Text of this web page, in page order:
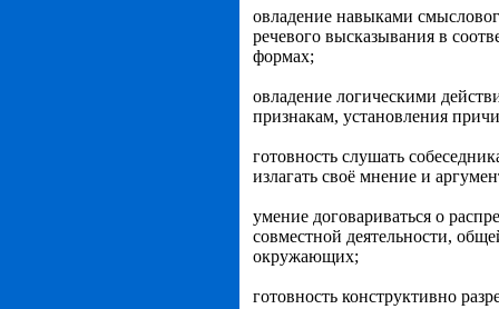
овладение навыками
речевого высказывания в
формах;
овладение логическими
признакам, установления
готовность слушать
излагать своё мнение и
умение договариваться о
совместной деятельности,
окружающих;
готовность конструктивно